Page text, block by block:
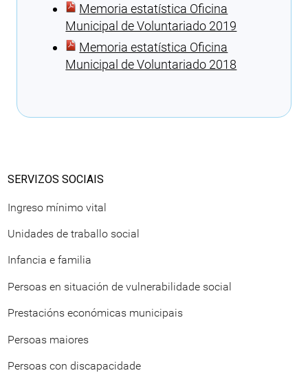
Memoria estatística Oficina
Municipal de Voluntariado 2019
Memoria estatística Oficina
Municipal de Voluntariado 2018
SERVIZOS SOCIAIS
Ingreso mínimo vital
Unidades de traballo social
Infancia e familia
Persoas en situación de vulnerabilidade social
Prestacións económicas municipais
Persoas maiores
Persoas con discapacidade